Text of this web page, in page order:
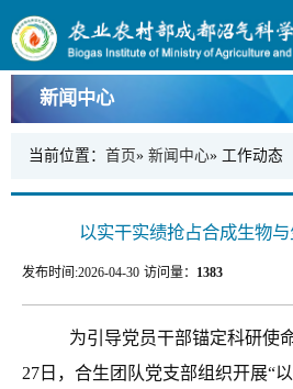
新闻中心
当前位置： 首页» 新闻中心» 工作动态
以实干实绩抢占合成生物
发布时间:2026-04-30 访问量： 1383
为引导党员干部锚定科研使
27日，合生团队党支部组织开展“